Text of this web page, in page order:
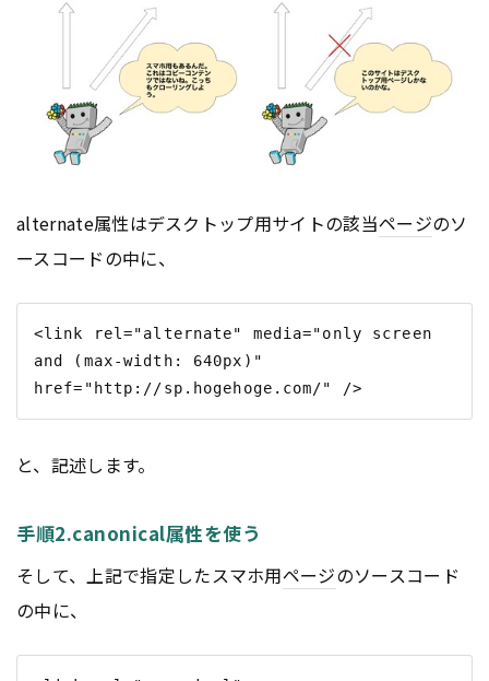
alternate属性はデスクトップ用サイトの該当ページのソ
ースコードの中に、
<link rel="alternate" media="only screen
and (max-width: 640px)"
と、記述します。
手順2.canonical属性を使う
そして、上記で指定したスマホ用ページのソースコード
の中に、